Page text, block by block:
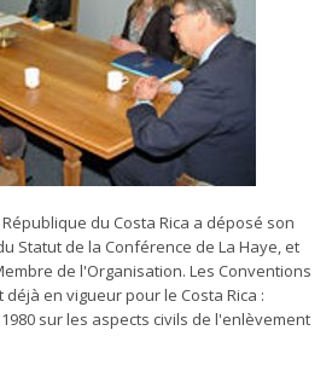
du Costa Rica a déposé son
Statut de la Conférence de La Haye, et
de l'Organisation. Les Conventions
en vigueur pour le Costa Rica :
sur les aspects civils de l'enlèvement